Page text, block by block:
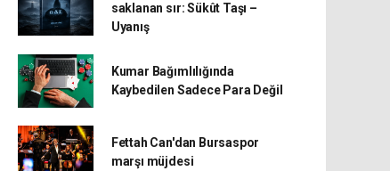
saklanan sır: Sükût Taşı –
Uyanış
Kumar Bağımlılığında
Kaybedilen Sadece Para Değil
Fettah Can'dan Bursaspor
marşı müjdesi